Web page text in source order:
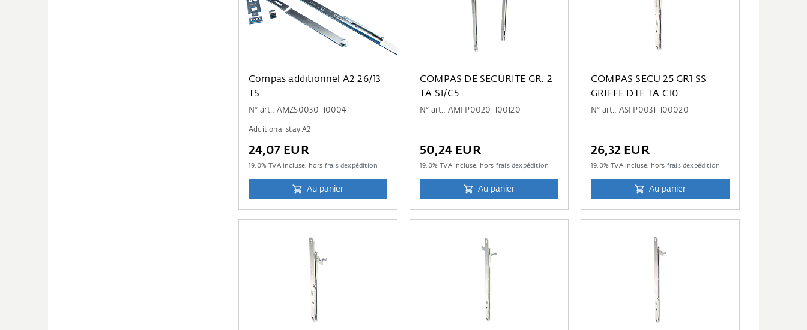
Compas additionnel A2 26/13
TS
N° art.: AMZS0030-100041
Additional stay A2
24,07 EUR
19.0% TVA incluse, hors frais dexpédition
Au panier
COMPAS DE SECURITE GR. 2
TA S1/C5
N° art.: AMFP0020-100120
50,24 EUR
19.0% TVA incluse, hors frais dexpédition
Au panier
COMPAS SECU 25 GR1 SS
GRIFFE DTE TA C10
N° art.: ASFP0031-100020
26,32 EUR
19.0% TVA incluse, hors frais dexpédition
Au panier